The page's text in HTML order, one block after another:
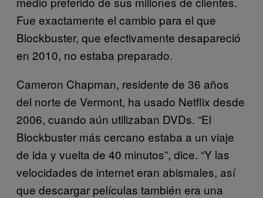
Fue exactamente el cambio para el que
Blockbuster, que efectivamente desapareció
en 2010, no estaba preparado.
Cameron Chapman, residente de 36 años
del norte de Vermont, ha usado Netflix desde
2006, cuando aún utilizaban DVDs. “El
Blockbuster más cercano estaba a un viaje
de ida y vuelta de 40 minutos”, dice. “Y las
velocidades de internet eran abismales, así
que descargar películas también era una